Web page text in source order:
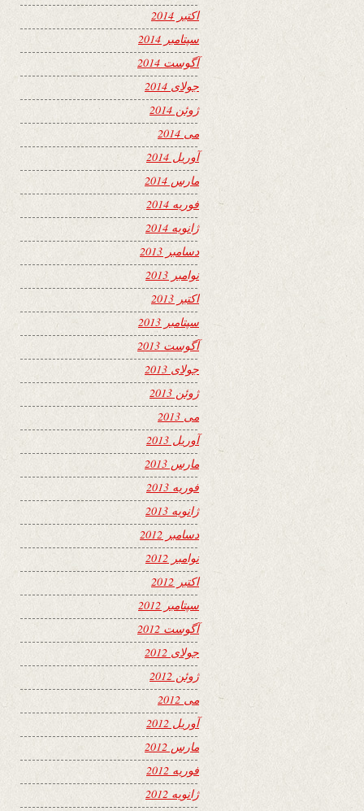
اکتبر 2014
سپتامبر 2014
آگوست 2014
جولای 2014
ژوئن 2014
می 2014
آوریل 2014
مارس 2014
فوریه 2014
ژانویه 2014
دسامبر 2013
نوامبر 2013
اکتبر 2013
سپتامبر 2013
آگوست 2013
جولای 2013
ژوئن 2013
می 2013
آوریل 2013
مارس 2013
فوریه 2013
ژانویه 2013
دسامبر 2012
نوامبر 2012
اکتبر 2012
سپتامبر 2012
آگوست 2012
جولای 2012
ژوئن 2012
می 2012
آوریل 2012
مارس 2012
فوریه 2012
ژانویه 2012